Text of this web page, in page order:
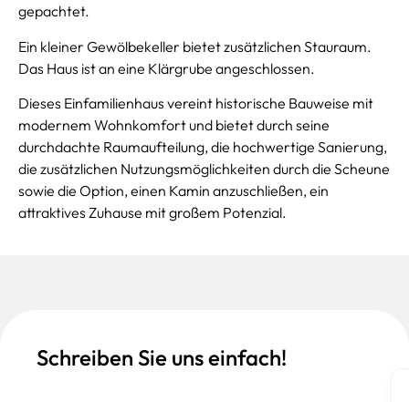
gepachtet.
Ein kleiner Gewölbekeller bietet zusätzlichen Stauraum.
Das Haus ist an eine Klärgrube angeschlossen.
Dieses Einfamilienhaus vereint historische Bauweise mit
modernem Wohnkomfort und bietet durch seine
durchdachte Raumaufteilung, die hochwertige Sanierung,
die zusätzlichen Nutzungsmöglichkeiten durch die Scheune
sowie die Option, einen Kamin anzuschließen, ein
attraktives Zuhause mit großem Potenzial.
Schreiben Sie uns einfach!